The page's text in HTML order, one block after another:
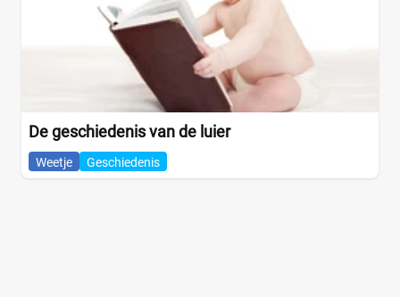
De geschiedenis van de luier
Weetje Geschiedenis